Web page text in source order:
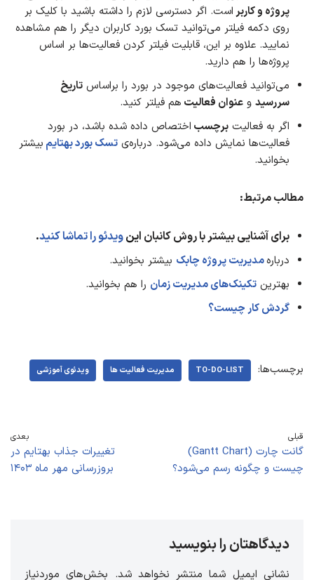
پروژه و کاربراست. اگر دسترسی لازم را داشته باشید با کلیک بر
روی دکمه فیلتر می‌توانید تسک بورد کاربران دیگر را هم مشاهده
نمایید. علاوه بر این، قابلیت فیلتر کردن فعالیت‌ها بر اساس
پروژه‌ها را هم دارید.
می‌‌توانید فعالیت‌های موجود در بورد را براساس تاریخ
سررسید و عنوان فعالیت هم فیلتر کنید.
اگر به فعالیت برچسب اختصاص داده شده باشد، در بورد
فعالیت‌ها نمایش داده می‌شود. درباره‌ی تسک بورد بهتایم بیشتر
بخوانید.
مطالب مرتبط:
برای آشنایی بیشتر با روش کانبان اینویدئو را تماشا کنید.
دربارهمدیریت پروژه چابک بیشتر بخوانید.
بهترین تکینک‌های مدیریت زمان را هم بخوانید.
گردش کار چیست؟
برچسب‌ها: TO-DO-LIST مدیریت فعالیت ها ویدئوی آموزشی
قبلی
گانت چارت (Gantt Chart)
چیست و چگونه رسم می‌شود؟
بعدی
تغییرات جذاب بهتایم در
بروزرسانی مهر ماه ۱۴۰۳
دیدگاهتان را بنویسید
نشانی ایمیل شما منتشر نخواهد شد. بخش‌های موردنیاز